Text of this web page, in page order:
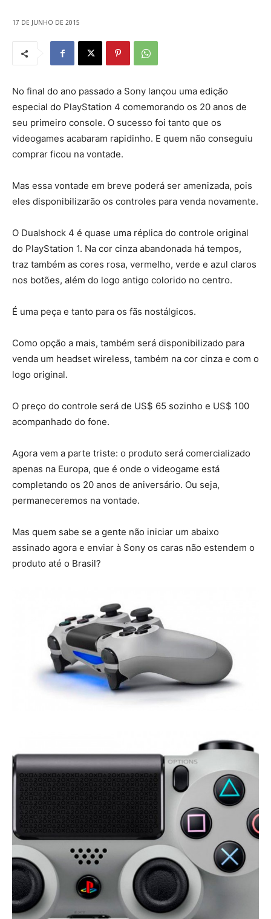
17 DE JUNHO DE 2015
No final do ano passado a Sony lançou uma edição
especial do PlayStation 4 comemorando os 20 anos de
seu primeiro console. O sucesso foi tanto que os
videogames acabaram rapidinho. E quem não conseguiu
comprar ficou na vontade.
Mas essa vontade em breve poderá ser amenizada, pois
eles disponibilizarão os controles para venda novamente.
O Dualshock 4 é quase uma réplica do controle original
do PlayStation 1. Na cor cinza abandonada há tempos,
traz também as cores rosa, vermelho, verde e azul claros
nos botões, além do logo antigo colorido no centro.
É uma peça e tanto para os fãs nostálgicos.
Como opção a mais, também será disponibilizado para
venda um headset wireless, também na cor cinza e com o
logo original.
O preço do controle será de US$ 65 sozinho e US$ 100
acompanhado do fone.
Agora vem a parte triste: o produto será comercializado
apenas na Europa, que é onde o videogame está
completando os 20 anos de aniversário. Ou seja,
permaneceremos na vontade.
Mas quem sabe se a gente não iniciar um abaixo
assinado agora e enviar à Sony os caras não estendem o
produto até o Brasil?